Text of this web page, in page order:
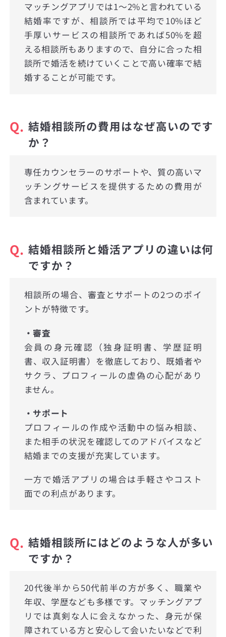
マッチングアプリでは1〜2%と言われている
結婚率ですが、相談所では平均で10%ほど
手厚いサービスの相談所であれば50%を超
える相談所もありますので、自分に合った相
談所で婚活を続けていくことで高い確率で結
婚することが可能です。
Q. 結婚相談所の費用はなぜ高いのです
か？
専任カウンセラーのサポートや、質の高いマ
ッチングサービスを提供するための費用が
含まれています。
Q. 結婚相談所と婚活アプリの違いは何
ですか？
相談所の場合、審査とサポートの2つのポイ
ントが特徴です。
・審査
会員の身元確認（独身証明書、学歴証明
書、収入証明書）を徹底しており、既婚者や
サクラ、プロフィールの虚偽の心配があり
ません。
・サポート
プロフィールの作成や活動中の悩み相談、
また相手の状況を確認してのアドバイスなど
結婚までの支援が充実しています。
一方で婚活アプリの場合は手軽さやコスト
面での利点があります。
Q. 結婚相談所にはどのような人が多い
ですか？
20代後半から50代前半の方が多く、職業や
年収、学歴なども多様です。マッチングアプ
リでは真剣な人に会えなかった、身元が保
障されている方と安心して会いたいなどで利